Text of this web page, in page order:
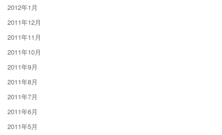
2012年1月
2011年12月
2011年11月
2011年10月
2011年9月
2011年8月
2011年7月
2011年6月
2011年5月